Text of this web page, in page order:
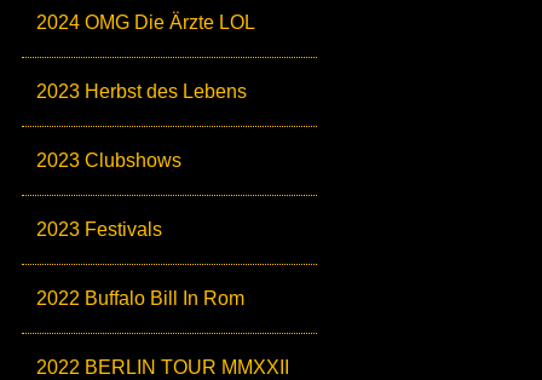
2024 OMG Die Ärzte LOL
2023 Herbst des Lebens
2023 Clubshows
2023 Festivals
2022 Buffalo Bill In Rom
2022 BERLIN TOUR MMXXII